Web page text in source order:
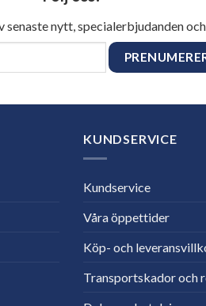
senaste nytt, specialerbjudanden
KUNDSERVICE
Kundservice
Våra öppettider
Köp- och
Transportskador och